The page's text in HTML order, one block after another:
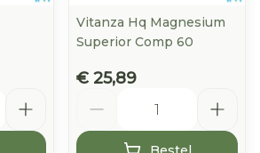
Vitanza Hq Magnesium
Superior Comp 60
€ 25,89